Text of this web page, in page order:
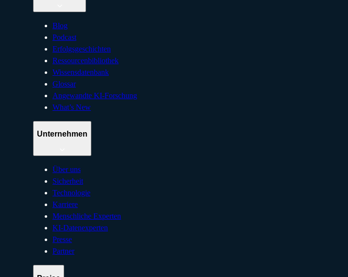
Blog
Podcast
Erfolgsgeschichten
Ressourcenbibliothek
Wissensdatenbank
Glossar
Angewandte KI-Forschung
What’s New
Unternehmen
Über uns
Sicherheit
Technologie
Karriere
Menschliche Experten
KI-Datenexperten
Presse
Partner